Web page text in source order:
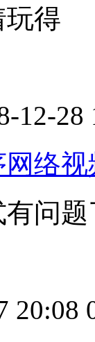
得
12-28
络
问
20:08